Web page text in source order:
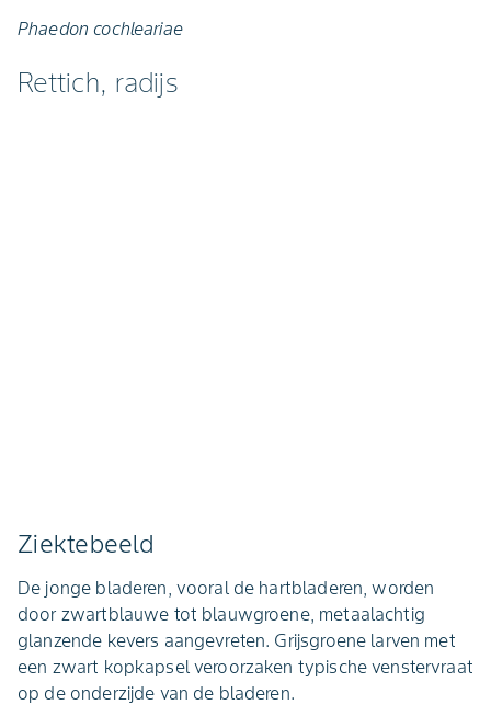
Phaedon cochleariae
Rettich, radijs
Ziektebeeld
De jonge bladeren, vooral de hartbladeren, worden
door zwartblauwe tot blauwgroene, metaalachtig
glanzende kevers aangevreten. Grijsgroene larven met
een zwart kopkapsel veroorzaken typische venstervraat
op de onderzijde van de bladeren.